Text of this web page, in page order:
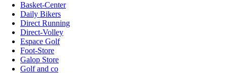
Basket-Center
Daily Bikers
Direct Running
Direct-Volley
Espace Golf
Foot-Store
Galop Store
Golf and co